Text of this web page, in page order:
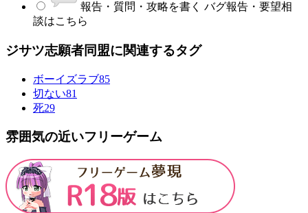
報告・質問・攻略を書く バグ報告・要望相
談はこちら
ジサツ志願者同盟に関連するタグ
ボーイズラブ85
切ない81
死29
雰囲気の近いフリーゲーム